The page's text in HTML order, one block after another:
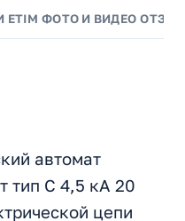
ETIM ФОТО И ВИДЕО
автомат
тип С 4,5 кА 20
цепи